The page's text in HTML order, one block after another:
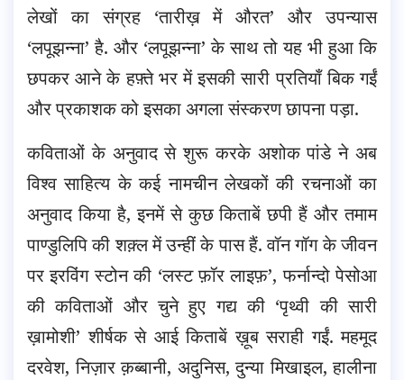
लेखों का संग्रह ‘तारीख़ में औरत’ और उपन्यास
‘लपूझन्ना’ है. और ‘लपूझन्ना’ के साथ तो यह भी हुआ कि
छपकर आने के हफ़्ते भर में इसकी सारी प्रतियाँ बिक गईं
और प्रकाशक को इसका अगला संस्करण छापना पड़ा.
कविताओं के अनुवाद से शुरू करके अशोक पांडे ने अब
विश्व साहित्य के कई नामचीन लेखकों की रचनाओं का
अनुवाद किया है, इनमें से कुछ किताबें छपी हैं और तमाम
पाण्डुलिपि की शक़्ल में उन्हीं के पास हैं. वॉन गॉग के जीवन
पर इरविंग स्टोन की ‘लस्ट फ़ॉर लाइफ़’, फर्नान्दो पेसोआ
की कविताओं और चुने हुए गद्य की ‘पृथ्वी की सारी
ख़ामोशी’ शीर्षक से आई किताबें ख़ूब सराही गईं. महमूद
दरवेश, निज़ार क़ब्बानी, अदुनिस, दुन्या मिखाइल, हालीना